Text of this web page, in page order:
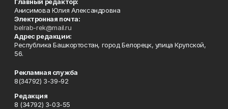
Анисимова Юлия Александровна
Электронная почта:
belrab-rek@mail.ru
Адрес редакции:
Республика Башкортостан, город Белорецк, улица Крупской,
56.
Рекламная служба
8(34792) 3-39-92
Редакция
8 (34792) 3-03-55